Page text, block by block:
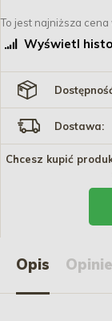
To jest najniższa cena
Wyświetl
Dostawa:
Chcesz kupić
Opis Opinie